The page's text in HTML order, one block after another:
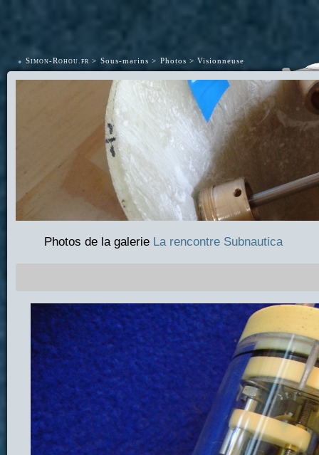
• Simon-Rohou.fr Sous-marins Photos Visionneuse
Photos de la galerie La rencontre Subnautica